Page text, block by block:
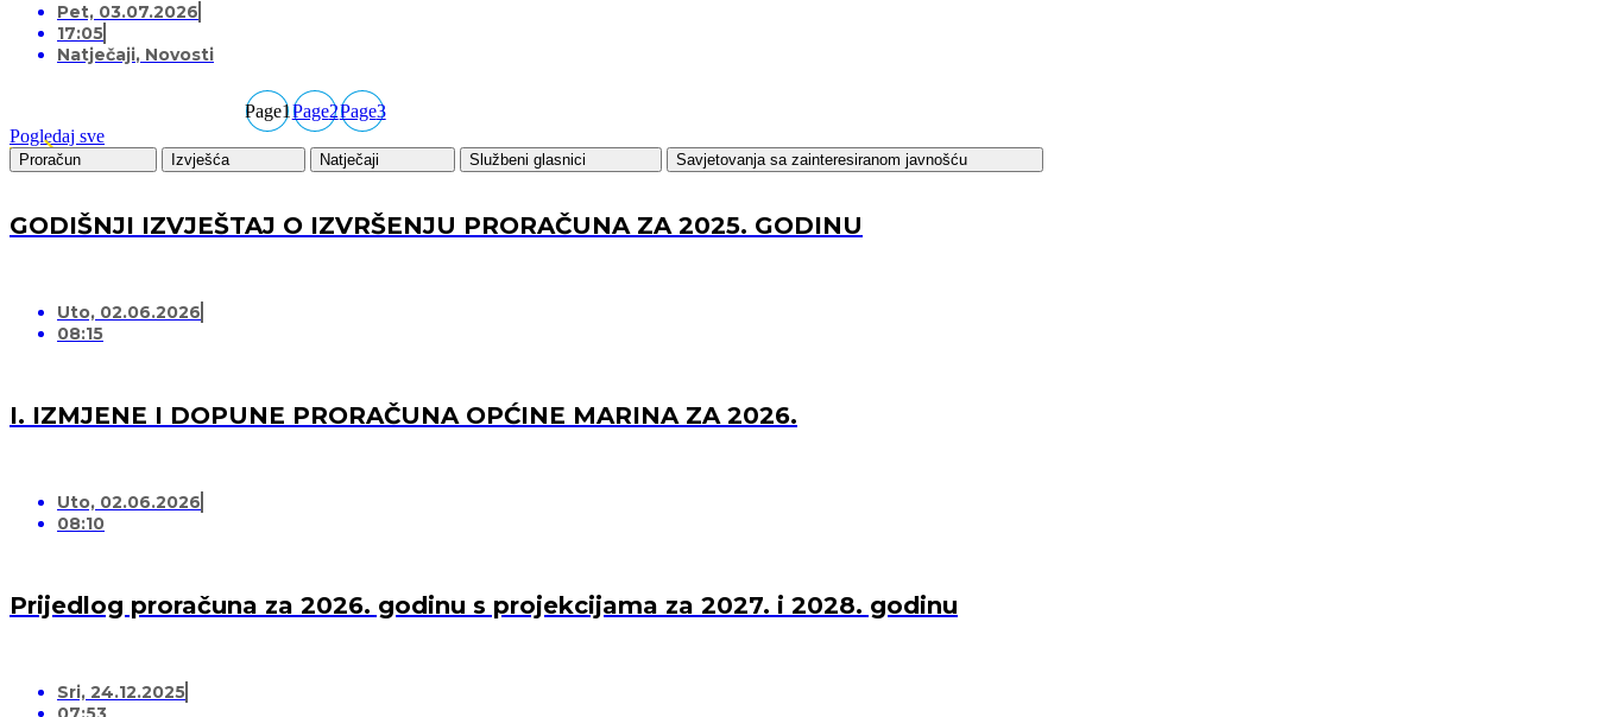
Pet, 03.07.2026
17:05
Natječaji, Novosti
Page1Page2Page3
Pogledaj sve
Proračun Izvješća Natječaji Službeni glasnici Savjetovanja sa zainteresiranom javnošću
GODIŠNJI IZVJEŠTAJ O IZVRŠENJU PRORAČUNA ZA 2025. GODINU
Uto, 02.06.2026
08:15
I. IZMJENE I DOPUNE PRORAČUNA OPĆINE MARINA ZA 2026.
Uto, 02.06.2026
08:10
Prijedlog proračuna za 2026. godinu s projekcijama za 2027. i 2028. godinu
Sri, 24.12.2025